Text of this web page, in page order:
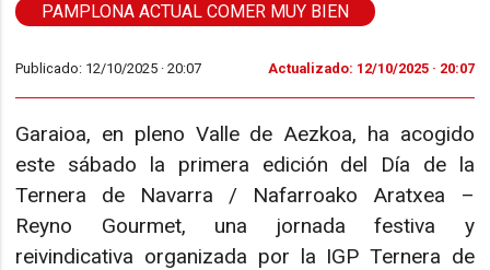
PAMPLONA ACTUAL COMER MUY BIEN
Publicado: 12/10/2025 ·20:07 Actualizado: 12/10/2025 · 20:07
Garaioa, en pleno Valle de Aezkoa, ha acogido
este sábado la primera edición del Día de la
Ternera de Navarra / Nafarroako Aratxea –
Reyno Gourmet, una jornada festiva y
reivindicativa organizada por la IGP Ternera de